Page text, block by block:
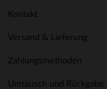
Kontakt
Versand & Lieferung
Zahlungsmethoden
Umtausch und Rückgabe